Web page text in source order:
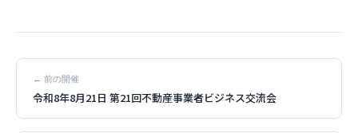
← 前の開催
令和8年8月21日 第21回不動産事業者ビジネス交流会